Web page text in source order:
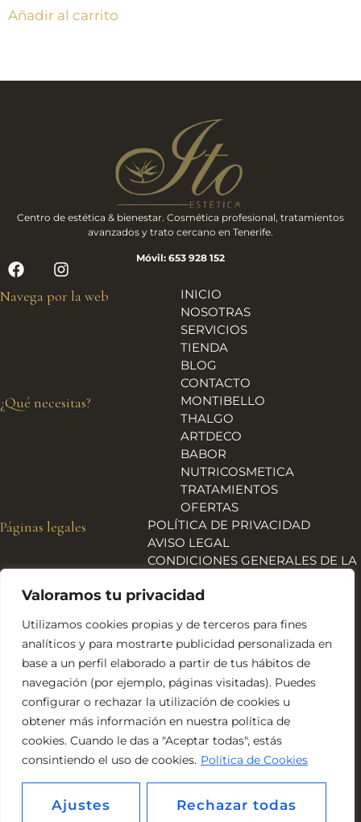
Valoramos tu privacidad
Utilizamos cookies propias y de terceros para fines
analíticos y para mostrarte publicidad personalizada en
base a un perfil elaborado a partir de tus hábitos de
navegación (por ejemplo, páginas visitadas). Puedes
configurar o rechazar la utilización de cookies u
obtener más información en nuestra política de
cookies. Cuando le das a "Aceptar todas", estás
consintiendo el uso de cookies. Política de Cookies
Ajustes Rechazar todas
Añadir al carrito
Centro de estética & bienestar. Cosmética profesional, tratamientos
avanzados y trato cercano en Tenerife.
Móvil: 653 928 152
Navega por la web
INICIO
NOSOTRAS
SERVICIOS
TIENDA
BLOG
CONTACTO
¿Qué necesitas?
MONTIBELLO
THALGO
ARTDECO
BABOR
NUTRICOSMETICA
TRATAMIENTOS
OFERTAS
Páginas legales
POLÍTICA DE PRIVACIDAD
AVISO LEGAL
CONDICIONES GENERALES DE LA
ENVÍOS, DEVOLUCIONES Y
POLÍTICA DE COOKIES
DECLARACIÓN DE
ACCESIBILIDAD
Financiado por la Unión Europea – NextGeneration EU